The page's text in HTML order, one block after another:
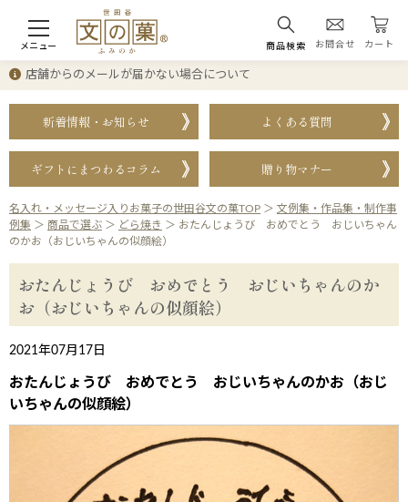
メニュー 商品検索 お問合せ カート
店舗からのメールが届かない場合について
新着情報・お知らせ よくある質問
ギフトにまつわるコラム 贈り物マナー
名入れ・メッセージ入りお菓子の世田谷文の菓TOP ＞ 文例集・作品集・制作事
例集 ＞ 商品で選ぶ ＞ どら焼き ＞ おたんじょうび おめでとう おじいちゃん
のかお（おじいちゃんの似顔絵）
おたんじょうび おめでとう おじいちゃんのか
お（おじいちゃんの似顔絵）
2021年07月17日
おたんじょうび おめでとう おじいちゃんのかお（おじ
いちゃんの似顔絵）